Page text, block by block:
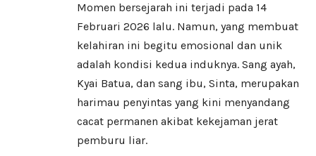
​Momen bersejarah ini terjadi pada 14
Februari 2026 lalu. Namun, yang membuat
kelahiran ini begitu emosional dan unik
adalah kondisi kedua induknya. Sang ayah,
Kyai Batua, dan sang ibu, Sinta, merupakan
harimau penyintas yang kini menyandang
cacat permanen akibat kekejaman jerat
pemburu liar.